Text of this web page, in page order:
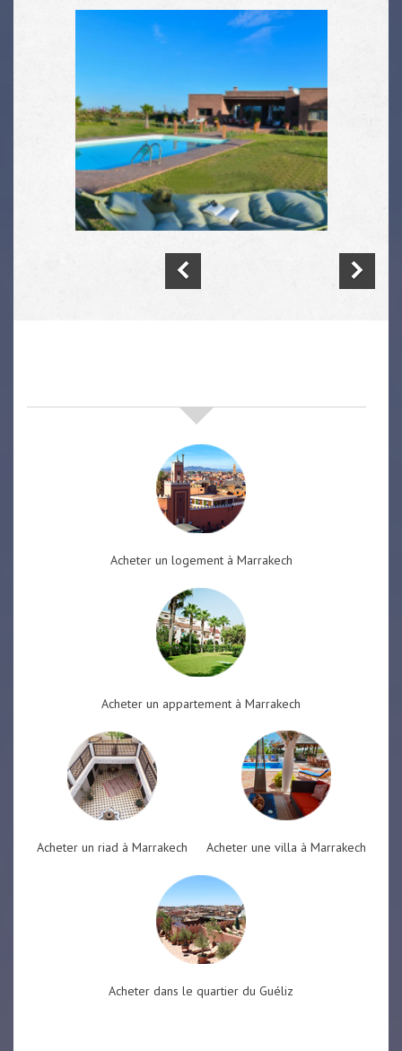
Acheter un logement à Marrakech
Acheter un appartement à Marrakech
Acheter un riad à Marrakech Acheter une villa à Marrakech
Acheter dans le quartier du Guéliz